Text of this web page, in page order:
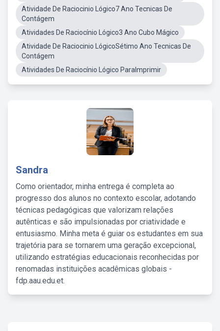
Atividade De Raciocinio Lógico7 Ano Tecnicas De
Contágem
Atividades De Raciocínio Lógico3 Ano Cubo Mágico
Atividade De Raciocinio LógicoSétimo Ano Tecnicas De
Contágem
Atividades De Raciocínio Lógico ParaImprimir
Sandra
Como orientador, minha entrega é completa ao
progresso dos alunos no contexto escolar, adotando
técnicas pedagógicas que valorizam relações
autênticas e são impulsionadas por criatividade e
entusiasmo. Minha meta é guiar os estudantes em sua
trajetória para se tornarem uma geração excepcional,
utilizando estratégias educacionais reconhecidas por
renomadas instituições acadêmicas globais -
fdp.aau.edu.et.